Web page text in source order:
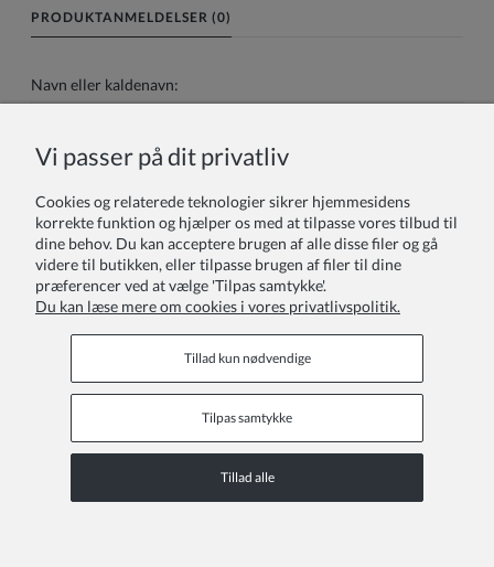
PRODUKTANMELDELSER (0)
Navn eller kaldenavn:
Din anmeldelse:
Vi passer på dit privatliv
Cookies og relaterede teknologier sikrer hjemmesidens
korrekte funktion og hjælper os med at tilpasse vores tilbud til
dine behov. Du kan acceptere brugen af alle disse filer og gå
videre til butikken, eller tilpasse brugen af filer til dine
præferencer ved at vælge 'Tilpas samtykke'.
Du kan læse mere om cookies i vores privatlivspolitik.
Tillad kun nødvendige
Tilpas samtykke
Tillad alle